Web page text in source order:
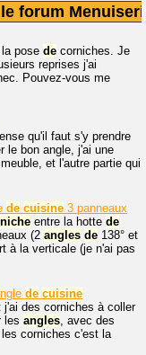
forum
pose de corniches. Je
reprises j'ai
Pouvez-vous me
qu'il faut s'y prendre
le bon angle, j'ai une
et l'autre partie qui
de cuisine 3 panneaux
entre la hotte de
(2 angles de 138° et
à la verticale (je n'ai pas
de cuisine
j'ai des corniches à coller
les angles, avec des
corniches c'est la